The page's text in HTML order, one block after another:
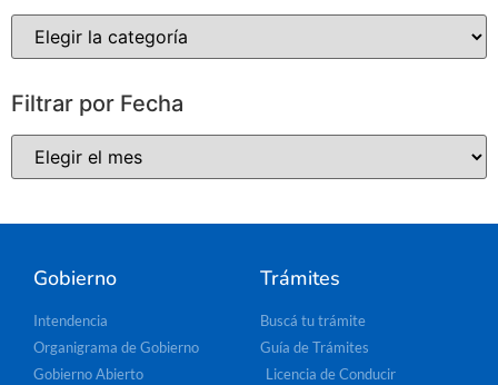
Filtrar por Fecha
Gobierno
Intendencia
Organigrama de Gobierno
Gobierno Abierto
Trámites
Buscá tu trámite
Guía de Trámites
Licencia de Conducir